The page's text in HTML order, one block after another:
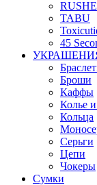
TABU
45
Броши
Каффы
Колье
Кольца
Серьги
Цепи
Чокеры
Сумки